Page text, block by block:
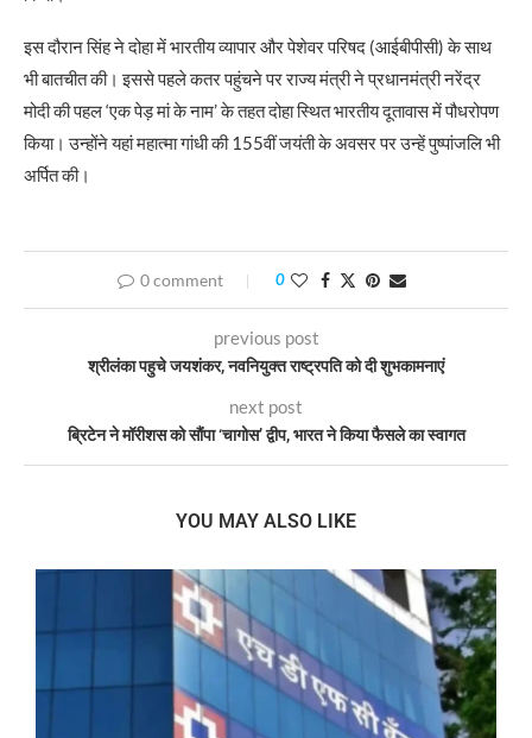
इस दौरान सिंह ने दोहा में भारतीय व्यापार और पेशेवर परिषद (आईबीपीसी) के साथ
भी बातचीत की। इससे पहले कतर पहुंचने पर राज्य मंत्री ने प्रधानमंत्री नरेंद्र
मोदी की पहल ‘एक पेड़ मां के नाम’ के तहत दोहा स्थित भारतीय दूतावास में पौधरोपण
किया। उन्होंने यहां महात्मा गांधी की 155वीं जयंती के अवसर पर उन्हें पुष्पांजलि भी
अर्पित की।
0 comment 0
previous post
श्रीलंका पहुचे जयशंकर, नवनियुक्त राष्ट्रपति को दी शुभकामनाएं
next post
ब्रिटेन ने मॉरीशस को सौंपा ‘चागोस’ द्वीप, भारत ने किया फैसले का स्वागत
YOU MAY ALSO LIKE